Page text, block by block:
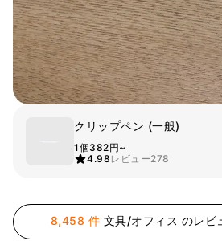
クリップペン (一般)
1個382円~
4.98 レビュー278
8,458 件 文具/オフィス のレビ
キッズ
ペット
フレーム
1：1お問い合わせ
カスタマーセンタ
ー
カラー
半袖
長袖